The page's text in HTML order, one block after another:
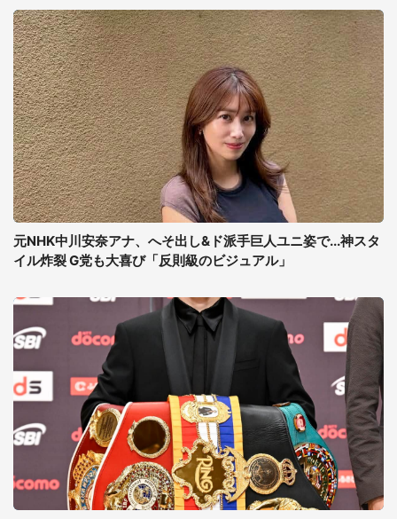
元NHK中川安奈アナ、へそ出し&ド派手巨人ユニ姿で...神スタ
イル炸裂 G党も大喜び「反則級のビジュアル」